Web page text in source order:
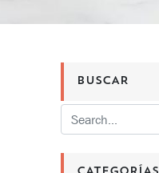
BUSCAR